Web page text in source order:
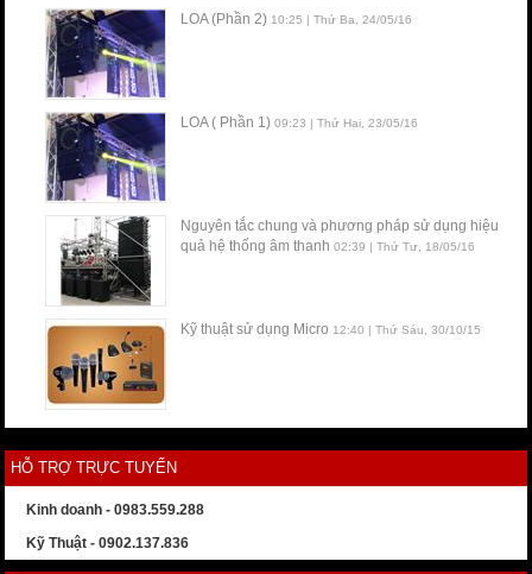
LOA (Phần 2) 10:25 | Thứ Ba, 24/05/16
LOA ( Phần 1) 09:23 | Thứ Hai, 23/05/16
Nguyên tắc chung và phương pháp sử dụng hiệu
quả hệ thống âm thanh 02:39 | Thứ Tư, 18/05/16
Kỹ thuật sử dụng Micro 12:40 | Thứ Sáu, 30/10/15
HỖ TRỢ TRỰC TUYẾN
Kinh doanh - 0983.559.288
Kỹ Thuật - 0902.137.836